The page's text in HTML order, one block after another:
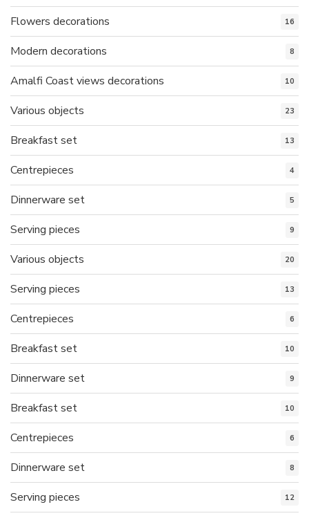
Flowers decorations 16
Modern decorations 8
Amalfi Coast views decorations 10
Various objects 23
Breakfast set 13
Centrepieces 4
Dinnerware set 5
Serving pieces 9
Various objects 20
Serving pieces 13
Centrepieces 6
Breakfast set 10
Dinnerware set 9
Breakfast set 10
Centrepieces 6
Dinnerware set 8
Serving pieces 12